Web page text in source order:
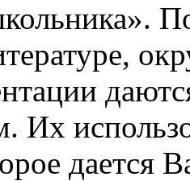
Их
дается